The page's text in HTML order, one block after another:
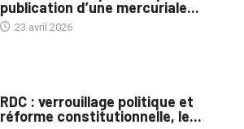
publication d’une mercuriale...
23 avril 2026
RDC : verrouillage politique et
réforme constitutionnelle, le...